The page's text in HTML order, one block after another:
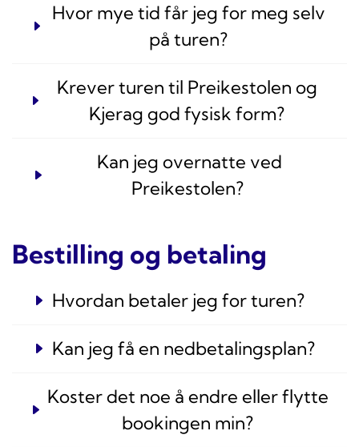
Hvor mye tid får jeg for meg selv
på turen?
Krever turen til Preikestolen og
Kjerag god fysisk form?
Kan jeg overnatte ved
Preikestolen?
Bestilling og betaling
Hvordan betaler jeg for turen?
Kan jeg få en nedbetalingsplan?
Koster det noe å endre eller flytte
bookingen min?